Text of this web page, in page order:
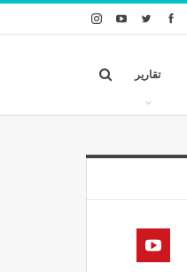
تقارير